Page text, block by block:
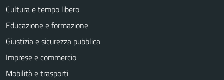
Cultura e tempo libero
Educazione e formazione
Giustizia e sicurezza pubblica
Imprese e commercio
Mobilità e trasporti